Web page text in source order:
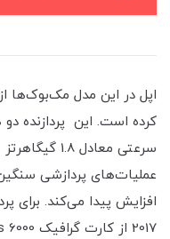
اپل در این مدل مک‌بوک‌ها
سرعتی معادل
افزایش پیدا می‌کند. برای